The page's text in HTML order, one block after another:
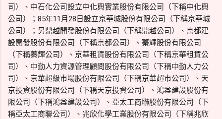
司）、中石化公司設立中化興實業股份有限公司（下稱中化興
公司）；85年11月28日設立京華城股份有限公司（下稱京華城
公司）；另鼎越開發股份有限公司（下稱鼎越公司）、京都建
設開發股份有限公司（下稱京都公司）、蓁輝股份有限公司
（下稱蓁輝公司）、京華租賃股份有限公司（下稱京華租賃公
司）、中勤人力資源管理顧問股份有限公司（下稱中勤人力公
司）、京華超級市場股份有限公司（下稱京華超市公司）、天
京投資股份有限公司（下稱天京投資公司）、鴻益建設股份有
限公司（下稱鴻益建設公司）、亞太工商聯股份有限公司（下
稱亞太工商聯公司）、兆欣化學工業股份有限公司（下稱兆欣